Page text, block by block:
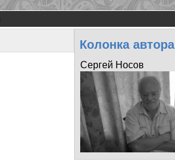
Колонка автора
Сергей Носов